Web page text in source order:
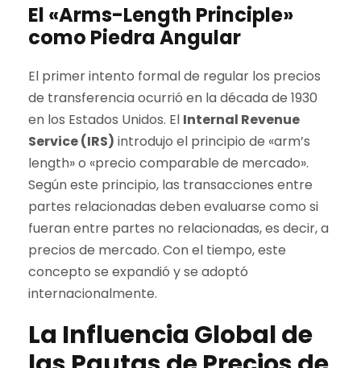
El «Arms-Length Principle»
como Piedra Angular
El primer intento formal de regular los precios
de transferencia ocurrió en la década de 1930
en los Estados Unidos. El Internal Revenue
Service (IRS) introdujo el principio de «arm’s
length» o «precio comparable de mercado».
Según este principio, las transacciones entre
partes relacionadas deben evaluarse como si
fueran entre partes no relacionadas, es decir, a
precios de mercado. Con el tiempo, este
concepto se expandió y se adoptó
internacionalmente.
La Influencia Global de